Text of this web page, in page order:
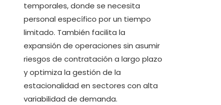
temporales, donde se necesita
personal específico por un tiempo
limitado. También facilita la
expansión de operaciones sin asumir
riesgos de contratación a largo plazo
y optimiza la gestión de la
estacionalidad en sectores con alta
variabilidad de demanda.